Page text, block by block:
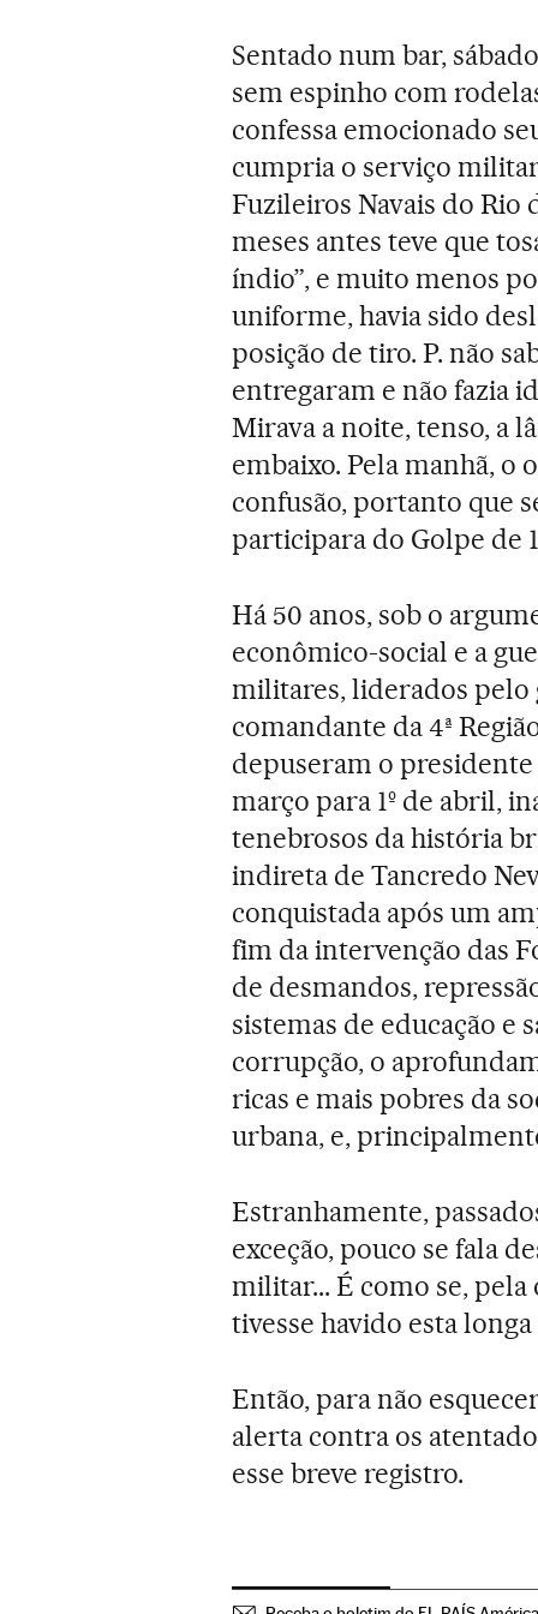
Sentado num bar,
sem espinho com
confessa emocionado
cumpria o serviço
Fuzileiros Navais do Rio
meses antes teve que
índio”, e muito menos
uniforme, havia sido
posição de tiro. P. não
entregaram e não fazia
Mirava a noite, tenso, a
embaixo. Pela manhã, o
confusão, portanto que
participara do Golpe de
Há 50 anos, sob o
econômico-social e a
militares, liderados
comandante da 4ª
depuseram o presidente
março para 1º de abril,
tenebrosos da história
indireta de Tancredo
conquistada após um
fim da intervenção das
de desmandos,
sistemas de educação e
corrupção, o
ricas e mais pobres da
urbana, e,
Estranhamente,
exceção, pouco se fala
militar... É como se,
tivesse havido esta
Então, para não
alerta contra os
esse breve registro.